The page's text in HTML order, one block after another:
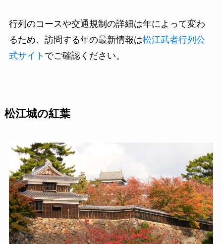
行列のコースや交通規制の詳細は年によって変わ
るため、訪問する年の最新情報は松江武者行列公
式サイト でご確認ください。
松江城の紅葉